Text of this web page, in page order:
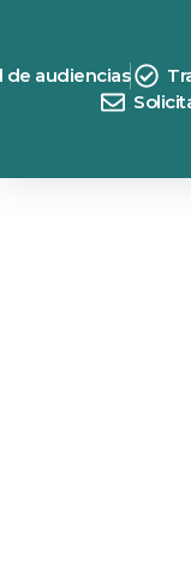
de audiencias